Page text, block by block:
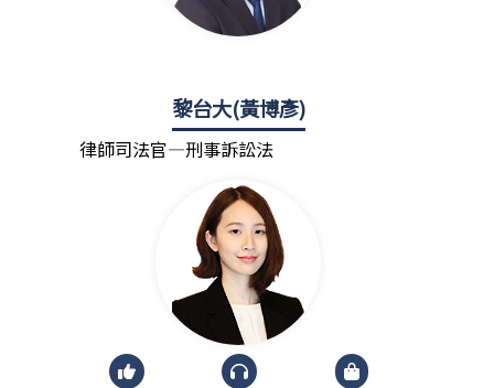
黎台大(黃博彥)
律師司法官—刑事訴訟法